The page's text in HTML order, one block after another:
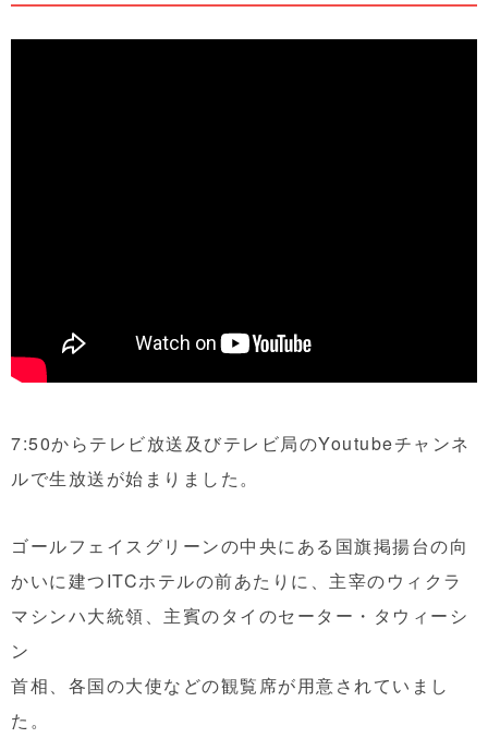
7:50からテレビ放送及びテレビ局のYoutubeチャンネ
ルで生放送が始まりました。
ゴールフェイスグリーンの中央にある国旗掲揚台の向
かいに建つITCホテルの前あたりに、主宰のウィクラ
マシンハ大統領、主賓のタイのセーター・タウィーシ
ン
首相、各国の大使などの観覧席が用意されていまし
た。